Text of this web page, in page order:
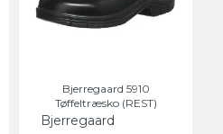
Bjerregaard 5910
Tøffeltræsko (REST)
Bjerregaard